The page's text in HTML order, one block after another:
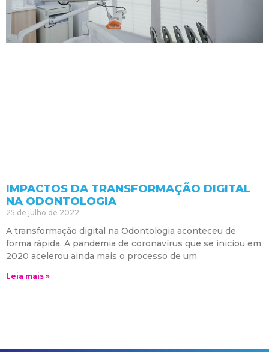
IMPACTOS DA TRANSFORMAÇÃO DIGITAL
NA ODONTOLOGIA
25 de julho de 2022
A transformação digital na Odontologia aconteceu de
forma rápida. A pandemia de coronavírus que se iniciou em
2020 acelerou ainda mais o processo de um
Leia mais »